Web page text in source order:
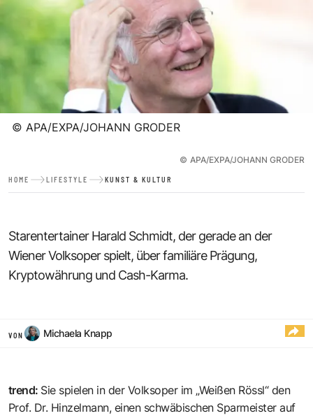
© APA/EXPA/JOHANN GRODER
© APA/EXPA/JOHANN GRODER
HOME LIFESTYLE KUNST & KULTUR
Starentertainer Harald Schmidt, der gerade an der
Wiener Volksoper spielt, über familiäre Prägung,
Kryptowährung und Cash-Karma.
VON Michaela Knapp
trend: Sie spielen in der Volksoper im „Weißen Rössl“ den
Prof. Dr. Hinzelmann, einen schwäbischen Sparmeister auf